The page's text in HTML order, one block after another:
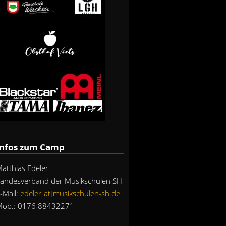
zum Camp
Edeler
der Musikschulen SH
Mail: edeler[at]musikschulen-sh.de
0176 88432271